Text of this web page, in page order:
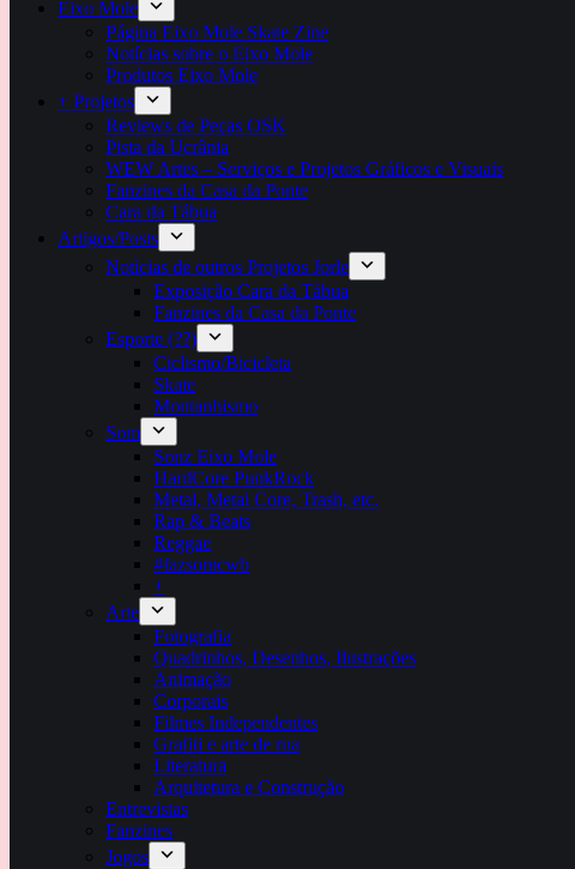
Eixo Mole
Página Eixo Mole Skate Zine
Notícias sobre o Eixo Mole
Produtos Eixo Mole
+ Projetos
Reviews de Peças OSK
Pista da Ucrânia
WEW Artes – Serviços e Projetos Gráficos e Visuais
Fanzines da Casa da Ponte
Cara da Tábua
Artigos/Posts
Notícias de outros Projetos Jorle
Exposição Cara da Tábua
Fanzines da Casa da Ponte
Esporte (??)
Ciclismo/Bicicleta
Skate
Montanhismo
Som
Sonz Eixo Mole
HardCore PunkRock
Metal, Metal Core, Trash, etc.
Rap & Beats
Reggae
#fazsomcwb
+
Arte
Fotografia
Quadrinhos, Desenhos, Ilustrações
Animação
Corporais
Filmes Independentes
Grafiti e arte de rua
Literatura
Arquitetura e Construção
Entrevistas
Fanzines
Jogos